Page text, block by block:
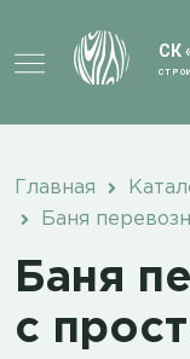
СК
Главная
Баня
Баня
с